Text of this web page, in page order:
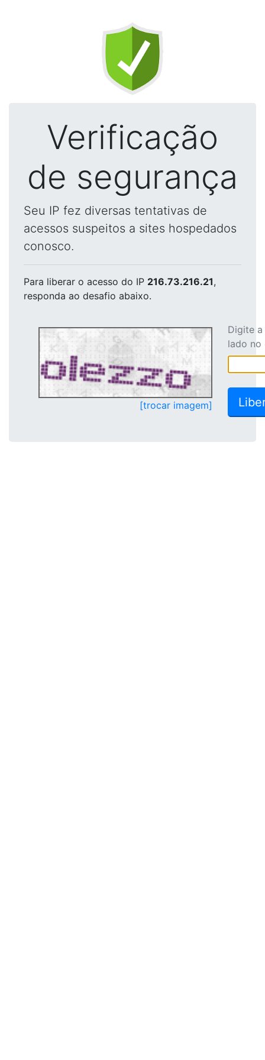
Verificação
de segurança
Seu IP fez diversas tentativas de
acessos suspeitos a sites hospedados
conosco.
Para liberar o acesso do IP 216.73.216.21,
responda ao desafio abaixo.
[trocar imagem]
Digite
lado no